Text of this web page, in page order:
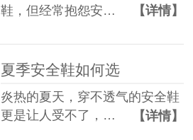
鞋，但经常抱怨安…
【详情】
夏季安全鞋如何选
炎热的夏天，穿不透气的安全鞋
更是让人受不了，…
【详情】